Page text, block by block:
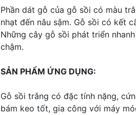
Phần dát gỗ của gỗ sồi có màu
nhạt đến nâu sậm. Gỗ sồi có kết
Những cây gỗ sồi phát triển
chậm.
SẢN PHẨM ỨNG DỤNG:
Gỗ sồi trắng có đặc tính nặng,
bám keo tốt, gia công với máy